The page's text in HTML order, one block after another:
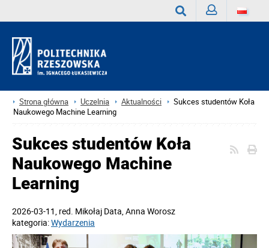
Strona główna Uczelnia Aktualności
Sukces studentów Koła
Naukowego Machine Learning
Sukces studentów Koła
Naukowego Machine
Learning
2026-03-11, red. Mikołaj Data, Anna Worosz
kategoria:Wydarzenia